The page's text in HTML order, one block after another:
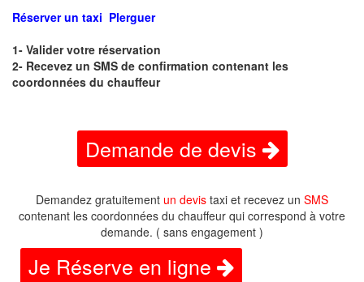
Réserver un taxi Plerguer
1- Valider votre réservation
2- Recevez un SMS de confirmation contenant les
coordonnées du chauffeur
Demande de devis
Demandez gratuitement un devis taxi et recevez un SMS
contenant les coordonnées du chauffeur qui correspond à votre
demande. ( sans engagement )
Je Réserve en ligne